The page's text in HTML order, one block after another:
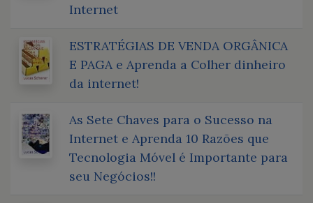
Internet
ESTRATÉGIAS DE VENDA ORGÂNICA
E PAGA e Aprenda a Colher dinheiro
da internet!
As Sete Chaves para o Sucesso na
Internet e Aprenda 10 Razões que
Tecnologia Móvel é Importante para
seu Negócios!!